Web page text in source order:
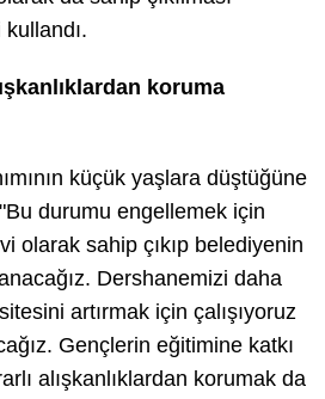
koruma
küçük yaşlara düştüğüne
durumu engellemek için
olarak sahip çıkıp belediyenin
Dershanemizi daha
artırmak için çalışıyoruz
Gençlerin eğitimine katkı
alışkanlıklardan korumak da